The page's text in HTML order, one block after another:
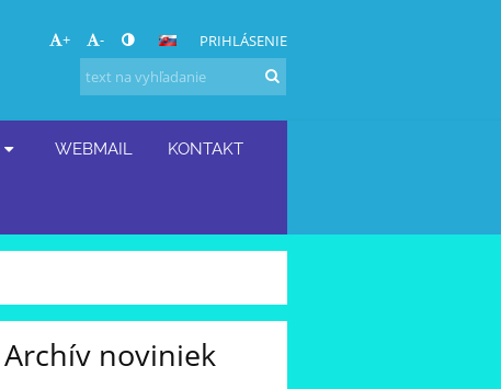
+ - PRIHLÁSENIE
WEBMAIL KONTAKT
Archív noviniek